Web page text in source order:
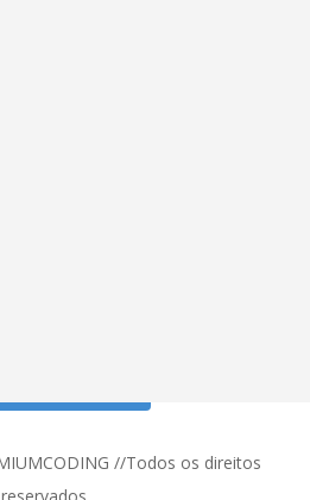
//Todos os direitos